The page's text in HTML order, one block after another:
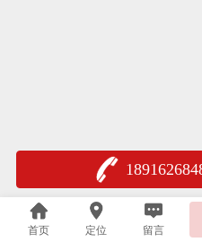
首页 定位 留言